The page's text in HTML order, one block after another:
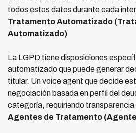
todos estos datos durante cada
Tratamento Automatizado
Automatizado)
La LGPD tiene disposiciones
automatizado que puede generar
titular. Un voice agent que decide
negociación basada en perfil del
categoría, requiriendo transparencia
Agentes de Tratamento